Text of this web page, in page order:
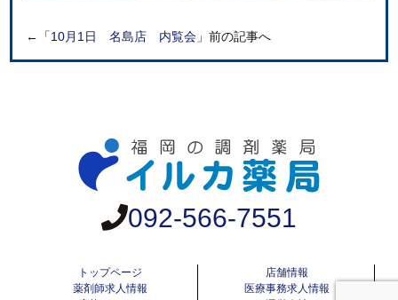
←「10月1日 名島店 内覧会 」前の記事へ
092-566-7551
トップページ
店舗情報
薬剤師求人情報
医療事務求人情報